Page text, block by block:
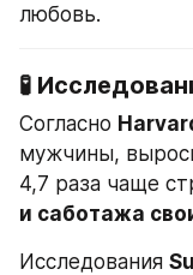
любовь.
🧪
Согласно
мужчины,
4,7 раза чаще
и саботажа
Исследования